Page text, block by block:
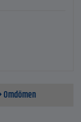
Omdömen